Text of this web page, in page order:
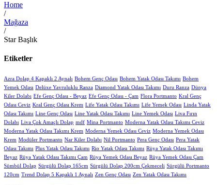
Home
/
Mağaza
/
Star Başlık
Etiketler
Azra Dolap 4 Kapaklı 2 Aynalı Bohem Genç Odası Bohem Yatak Odası Takımı Bohem
Yemek Odası Delüxe Yavruluklu Ranza Diamond Yatak Odası Takımı Duru Ranza Dünya
Kiler Dolabı Efe Genç Odası - Beyaz Efe Genç Odası - Çam Flora Portmanto Kral Genç
Odası Ceviz Kral Genç Odası Krem Life Yatak Odası Takımı Life Yemek Odası Linda Yatak
Odası Takımı Line Genç Odası Line Yatak Odası Takımı Line Yemek Odası Liva Fırın
Dolabı Liva Çok Amaçlı Dolap mdf Mina Portmanto Moderna Yatak Odası Takımı Ceviz
Moderna Yatak Odası Takımı Krem Moderna Yemek Odası Ceviz Moderna Yemek Odası
Krem Modüler Portmanto Nar Kiler Dolabı Nil Portmanto Pera Genç Odası Pera Yatak
Odası Takımı Plus Yatak Odası Takımı Rio Yatak Odası Takımı Rüya Yatak Odası Takımı
Beyaz Rüya Yatak Odası Takımı Çam Rüya Yemek Odası Beyaz Rüya Yemek Odası Çam
Sümbül Dolap Sürgülü Dolap 165cm Sürgülü Dolap 200cm Çekmeceli Sürgülü Portmanto
120cm Trend Dolap 5 Kapaklı 1 Aynalı Zen Genç Odası Zen Yatak Odası Takımı